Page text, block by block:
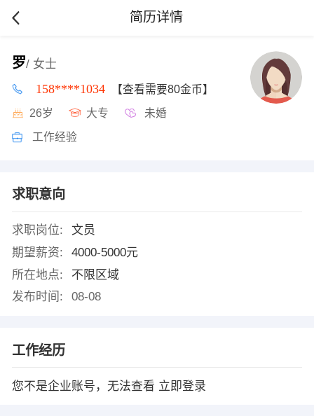
简历详情
罗/ 女士
158****1034 【查看需要80金币】
26岁 大专 未婚
工作经验
求职意向
求职岗位:
文员
期望薪资:
4000-5000元
所在地点:
不限区域
发布时间:
08-08
工作经历
您不是企业账号，无法查看 立即登录